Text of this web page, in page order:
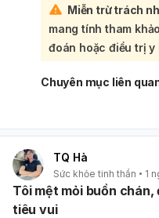
Bạn nên **theo dõi
khoảng **14 ngày từ
Nếu dịch chuyển
đau bụng dưới, ra
khoa.
Miễn trừ trách
mang tính tham
đoán hoặc điều trị y
Chuyên mục liên
TQ Hà
Sức khỏe tinh thần 1
Tôi mệt mỏi buồn
tiêu vui